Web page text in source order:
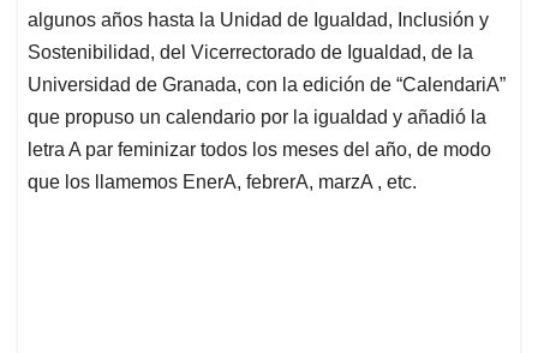
algunos años hasta la Unidad de Igualdad, Inclusión y
Sostenibilidad, del Vicerrectorado de Igualdad, de la
Universidad de Granada, con la edición de “CalendariA”
que propuso un calendario por la igualdad y añadió la
letra A par feminizar todos los meses del año, de modo
que los llamemos EnerA, febrerA, marzA , etc.